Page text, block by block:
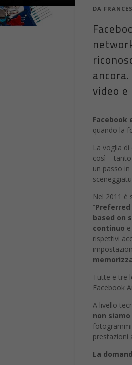
DA
video
Facebook
quando la
La voglia
così –
un passo
Nel 2011 è
“Preferred
based on
continuo
rispettivi
Tutte e tre
Facebook
A livello
non siamo
fotogrammi
prestazioni
La